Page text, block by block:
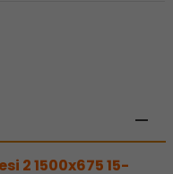
2 1500x675 15-